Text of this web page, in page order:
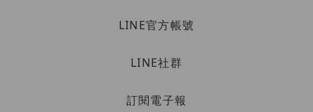
LINE官方帳號
LINE社群
訂閱電子報